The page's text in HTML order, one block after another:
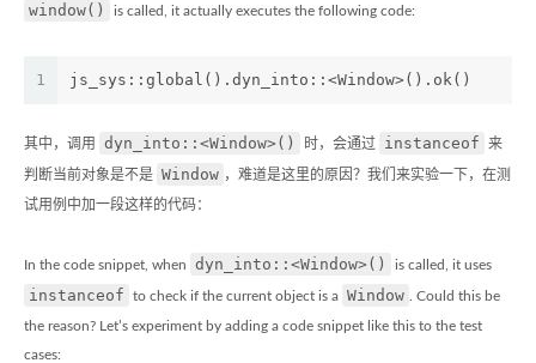
window() is called, it actually executes the following code:
1 js_sys::global().dyn_into::<Window>().ok()
其中，调用 dyn_into::<Window>() 时，会通过 instanceof 来
判断当前对象是不是 Window ，难道是这里的原因？我们来实验一下，在测
试用例中加一段这样的代码：
In the code snippet, when dyn_into::<Window>() is called, it uses
instanceof to check if the current object is a Window . Could this be
the reason? Let’s experiment by adding a code snippet like this to the test
cases: